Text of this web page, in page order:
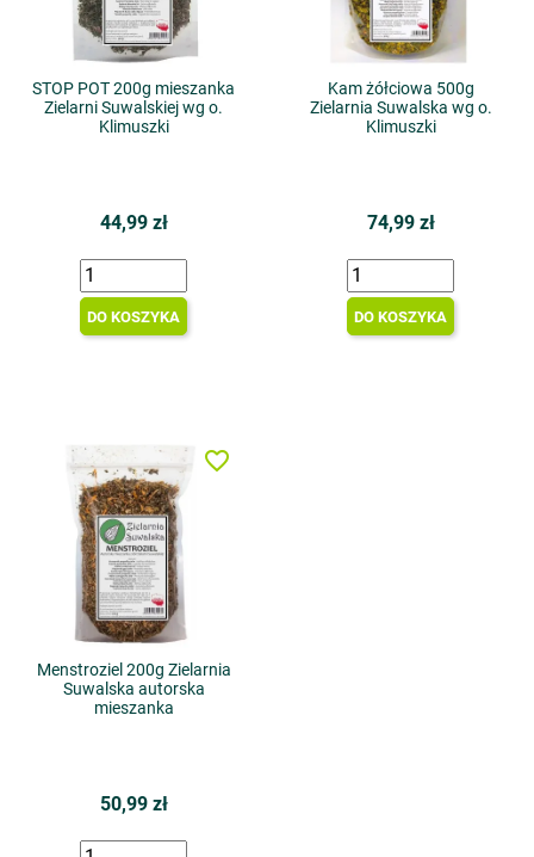
STOP POT 200g mieszanka
Zielarni Suwalskiej wg o.
Klimuszki
44,99 zł
DO KOSZYKA
Kam żółciowa 500g
Zielarnia Suwalska wg o.
Klimuszki
74,99 zł
DO KOSZYKA
Menstroziel 200g Zielarnia
Suwalska autorska
mieszanka
50,99 zł
favorite_border